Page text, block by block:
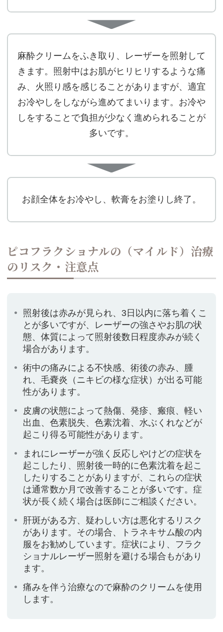
麻酔クリームをふき取り、レーザーを照射して
きます。照射中はお肌がヒリヒリするような痛
み、火照り感を感じることがありますが、適宜
お冷やしをしながら進めてまいります。お冷や
しをすることで負担が少なく進められることが
多いです。
お顔全体をお冷やし、軟膏をお塗りし終了。
ピコフラクショナルの（マイルド）治療
のリスク・注意点
照射後は赤みが見られ、3日以内に落ち着くこ
とが多いですが、レーザーの強さやお肌の状
態、体質によって照射後数日程度赤みが続く
場合があります。
術中の痛みによる不快感、術後の赤み、腫
れ、毛嚢炎（ニキビの様な症状）が出る可能
性があります。
皮膚の状態によって熱傷、発疹、瘢痕、軽い
出血、色素脱失、色素沈着、水ぶくれなどが
起こり得る可能性があります。
まれにレーザーが強く反応しやけどの症状を
起こしたり、照射後一時的に色素沈着を起こ
したりすることがありますが、これらの症状
は通常数か月で改善することが多いです。症
状が長く続く場合は医師にご相談ください。
肝斑がある方、疑わしい方は悪化するリスク
があります。その場合、トラネキサム酸の内
服をお勧めしています。症状により、フラク
ショナルレーザー照射を避ける場合もがあり
ます。
痛みを伴う治療なので麻酔のクリームを使用
します。